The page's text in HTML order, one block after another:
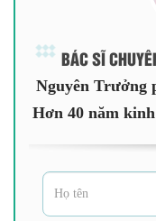
BÁC SĨ
Nguyên Trưởng
Hơn 40 năm